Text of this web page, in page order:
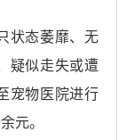
态萎靡、无
疑似走失或遭
宠物医院进行
元。